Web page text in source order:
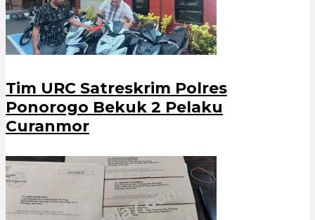
Tim URC Satreskrim Polres
Ponorogo Bekuk 2 Pelaku
Curanmor